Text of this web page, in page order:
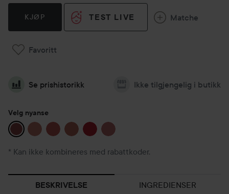
KJØP TEST LIVE Matche
Favoritt
Se prishistorikk Ikke tilgjengelig i butikk
Velg nyanse
* Kan ikke kombineres med rabattkoder.
BESKRIVELSE INGREDIENSER